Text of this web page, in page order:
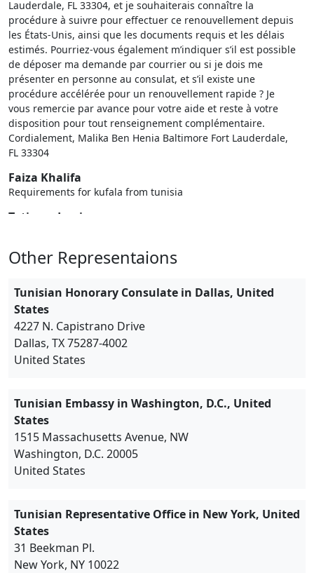
Lauderdale, FL 33304, et je souhaiterais connaître la
procédure à suivre pour effectuer ce renouvellement depuis
les États-Unis, ainsi que les documents requis et les délais
estimés. Pourriez-vous également m’indiquer s’il est possible
de déposer ma demande par courrier ou si je dois me
présenter en personne au consulat, et s’il existe une
procédure accélérée pour un renouvellement rapide ? Je
vous remercie par avance pour votre aide et reste à votre
disposition pour tout renseignement complémentaire.
Cordialement, Malika Ben Henia Baltimore Fort Lauderdale,
FL 33304
Faiza Khalifa
Requirements for kufala from tunisia
Tatiana dominguez
summer, and one of the stops is Tunis. My client holds a
He can provide all the necessary documentation for a tourist
visa, but I'm unable to find where to book the visa
appointment. Could you please advise me on how to
proceed? Thank you for your assistance. Sincerely, Tatiana
Dominguez Gallo Travel Agency
Other Representaions
Tunisian Honorary Consulate in Dallas, United
States
4227 N. Capistrano Drive
Dallas, TX 75287-4002
United States
Tunisian Embassy in Washington, D.C., United
States
1515 Massachusetts Avenue, NW
Washington, D.C. 20005
United States
Tunisian Representative Office in New York, United
States
31 Beekman Pl.
New York, NY 10022